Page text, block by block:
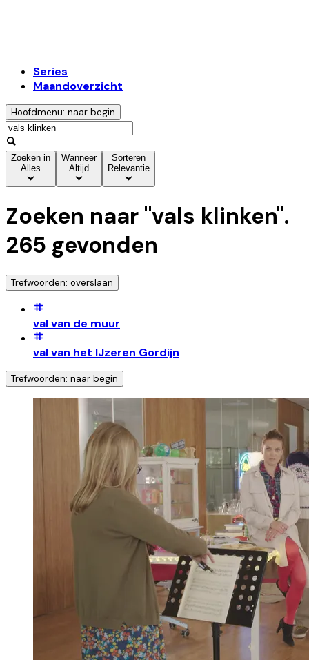
Series
Maandoverzicht
Hoofdmenu: naar begin
Zoeken in
Alles
Wanneer
Altijd
Sorteren
Relevantie
Zoeken naar "vals klinken".
265 gevonden
Trefwoorden: overslaan
val van de muur
val van het IJzeren Gordijn
Trefwoorden: naar begin